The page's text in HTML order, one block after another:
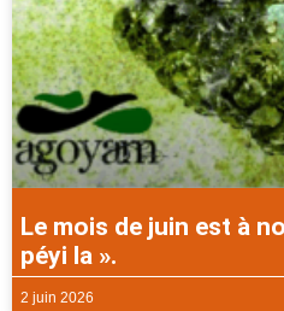
Le mois de juin est à
péyi la ».
2 juin 2026